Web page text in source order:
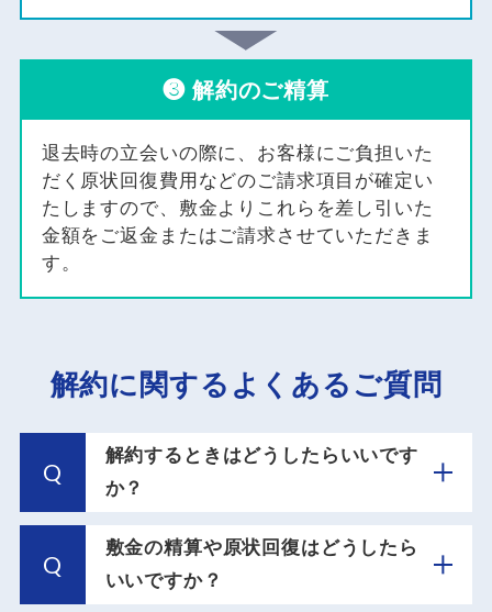
❸ 解約のご精算
退去時の立会いの際に、お客様にご負担いた
だく原状回復費用などのご請求項目が確定い
たしますので、敷金よりこれらを差し引いた
金額をご返金またはご請求させていただきま
す。
解約に関するよくあるご質問
Q
解約するときはどうしたらいいです
か？
Q
敷金の精算や原状回復はどうしたら
いいですか？